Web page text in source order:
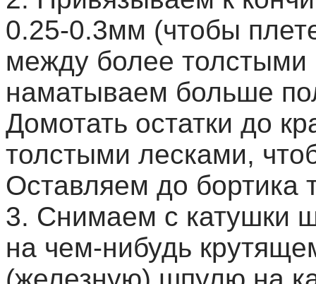
0.25-0.3мм (чтобы
между более толстыми
наматываем больше
Домотать остатки до
толстыми лесками,
Оставляем до бортика
3. Снимаем с катушки
на чем-нибудь